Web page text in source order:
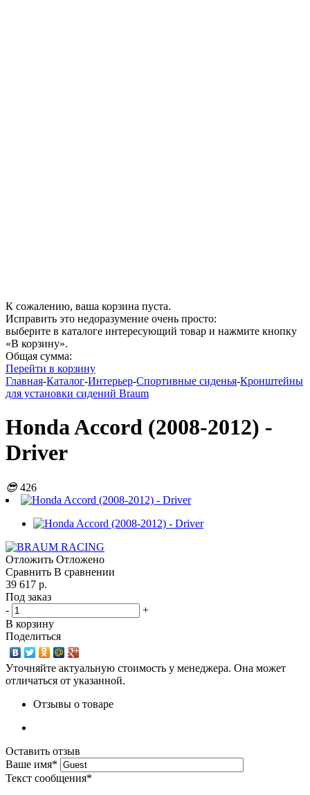
К сожалению, ваша корзина пуста.
Исправить это недоразумение очень просто:
выберите в каталоге интересующий товар и нажмите кнопку
«В корзину».
Общая сумма:
Перейти в корзину
Главная-Каталог-Интерьер-Спортивные сиденья-Кронштейны
для установки сидений Braum
Honda Accord (2008-2012) -
Driver
😎 426
Отложить Отложено
Сравнить В сравнении
39 617 р.
Под заказ
-
+
В корзину
Поделиться
Уточняйте актуальную стоимость у менеджера. Она может
отличаться от указанной.
Отзывы о товаре
Оставить отзыв
Ваше имя*
Текст сообщения*